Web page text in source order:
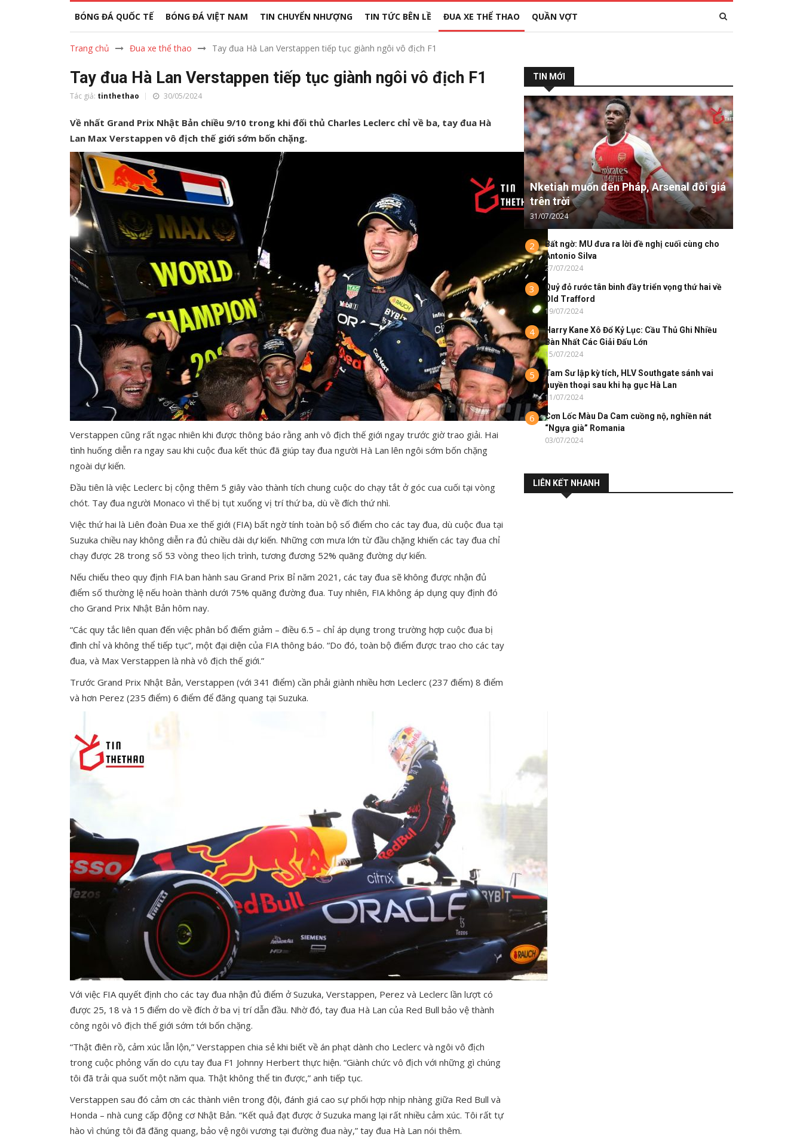
BÓNG ĐÁ QUỐC TẾ BÓNG ĐÁ VIỆT NAM TIN CHUYỂN NHƯỢNG TIN TỨC BÊN LỀ ĐUA XE THỂ THAO QUẦN VỢT
Trang chủ Đua xe thể thao Tay đua Hà Lan Verstappen tiếp tục giành ngôi vô địch F1
Tay đua Hà Lan Verstappen tiếp tục giành ngôi vô địch F1
Tác giả: tinthethao 30/05/2024
Về nhất Grand Prix Nhật Bản chiều 9/10 trong khi đối thủ Charles Leclerc chỉ về ba, tay đua Hà
Lan Max Verstappen vô địch thế giới sớm bốn chặng.
Verstappen cũng rất ngạc nhiên khi được thông báo rằng anh vô địch thế giới ngay trước giờ trao giải. Hai
tình huống diễn ra ngay sau khi cuộc đua kết thúc đã giúp tay đua người Hà Lan lên ngôi sớm bốn chặng
ngoài dự kiến.
Đầu tiên là việc Leclerc bị cộng thêm 5 giây vào thành tích chung cuộc do chạy tắt ở góc cua cuối tại vòng
chót. Tay đua người Monaco vì thế bị tụt xuống vị trí thứ ba, dù về đích thứ nhì.
Việc thứ hai là Liên đoàn Đua xe thế giới (FIA) bất ngờ tính toàn bộ số điểm cho các tay đua, dù cuộc đua tại
Suzuka chiều nay không diễn ra đủ chiều dài dự kiến. Những cơn mưa lớn từ đầu chặng khiến các tay đua chỉ
chạy được 28 trong số 53 vòng theo lịch trình, tương đương 52% quãng đường dự kiến.
Nếu chiếu theo quy định FIA ban hành sau Grand Prix Bỉ năm 2021, các tay đua sẽ không được nhận đủ
điểm số thường lệ nếu hoàn thành dưới 75% quãng đường đua. Tuy nhiên, FIA không áp dụng quy định đó
cho Grand Prix Nhật Bản hôm nay.
“Các quy tắc liên quan đến việc phân bổ điểm giảm – điều 6.5 – chỉ áp dụng trong trường hợp cuộc đua bị
đình chỉ và không thể tiếp tục”, một đại diện của FIA thông báo. “Do đó, toàn bộ điểm được trao cho các tay
đua, và Max Verstappen là nhà vô địch thế giới.”
Trước Grand Prix Nhật Bản, Verstappen (với 341 điểm) cần phải giành nhiều hơn Leclerc (237 điểm) 8 điểm
và hơn Perez (235 điểm) 6 điểm để đăng quang tại Suzuka.
Với việc FIA quyết định cho các tay đua nhận đủ điểm ở Suzuka, Verstappen, Perez và Leclerc lần lượt có
được 25, 18 và 15 điểm do về đích ở ba vị trí dẫn đầu. Nhờ đó, tay đua Hà Lan của Red Bull bảo vệ thành
công ngôi vô địch thế giới sớm tới bốn chặng.
“Thật điên rồ, cảm xúc lẫn lộn,” Verstappen chia sẻ khi biết về án phạt dành cho Leclerc và ngôi vô địch
trong cuộc phỏng vấn do cựu tay đua F1 Johnny Herbert thực hiện. “Giành chức vô địch với những gì chúng
tôi đã trải qua suốt một năm qua. Thật không thể tin được,” anh tiếp tục.
Verstappen sau đó cảm ơn các thành viên trong đội, đánh giá cao sự phối hợp nhịp nhàng giữa Red Bull và
Honda – nhà cung cấp động cơ Nhật Bản. “Kết quả đạt được ở Suzuka mang lại rất nhiều cảm xúc. Tôi rất tự
hào vì chúng tôi đã đăng quang, bảo vệ ngôi vương tại đường đua này,” tay đua Hà Lan nói thêm.
TIN MỚI
Nketiah muốn đến Pháp, Arsenal đòi giá
trên trời
31/07/2024
2
Bất ngờ: MU đưa ra lời đề nghị cuối cùng cho
Antonio Silva
27/07/2024
3
Quỷ đỏ rước tân binh đầy triển vọng thứ hai về
Old Trafford
19/07/2024
4
Harry Kane Xô Đổ Kỷ Lục: Cầu Thủ Ghi Nhiều
Bàn Nhất Các Giải Đấu Lớn
15/07/2024
5
Tam Sư lập kỳ tích, HLV Southgate sánh vai
huyền thoại sau khi hạ gục Hà Lan
11/07/2024
6
Cơn Lốc Màu Da Cam cuồng nộ, nghiền nát
“Ngựa già” Romania
03/07/2024
LIÊN KẾT NHANH